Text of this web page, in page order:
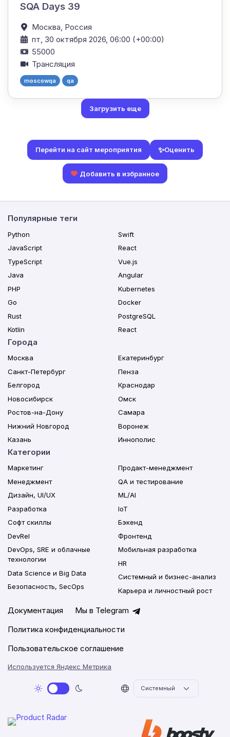
SQA Days 39
Москва, Россия
пт, 30 октября 2026, 06:00 (+00:00)
55000
Трансляция
moscowqa qa
Загрузить еще
Перейти на сайт мероприятия ✨Оценить
Добавить в избранное
Популярные теги
Python
JavaScript
TypeScript
Java
PHP
Go
Rust
Kotlin
Swift
React
Vue.js
Angular
Kubernetes
Docker
PostgreSQL
React
Города
Москва
Санкт-Петербург
Белгород
Новосибирск
Ростов-на-Дону
Нижний Новгород
Казань
Екатеринбург
Пенза
Краснодар
Омск
Самара
Воронеж
Иннополис
Категории
Маркетинг
Менеджмент
Дизайн, UI/UX
Разработка
Софт скиллы
DevRel
DevOps, SRE и облачные
технологии
Data Science и Big Data
Безопасность, SecOps
Продакт-менеджмент
QA и тестирование
ML/AI
IoT
Бэкенд
Фронтенд
Мобильная разработка
HR
Системный и бизнес-анализ
Карьера и личностный рост
Документация
Мы в Telegram
Политика конфиденциальности
Пользовательское соглашение
Используется Яндекс Метрика